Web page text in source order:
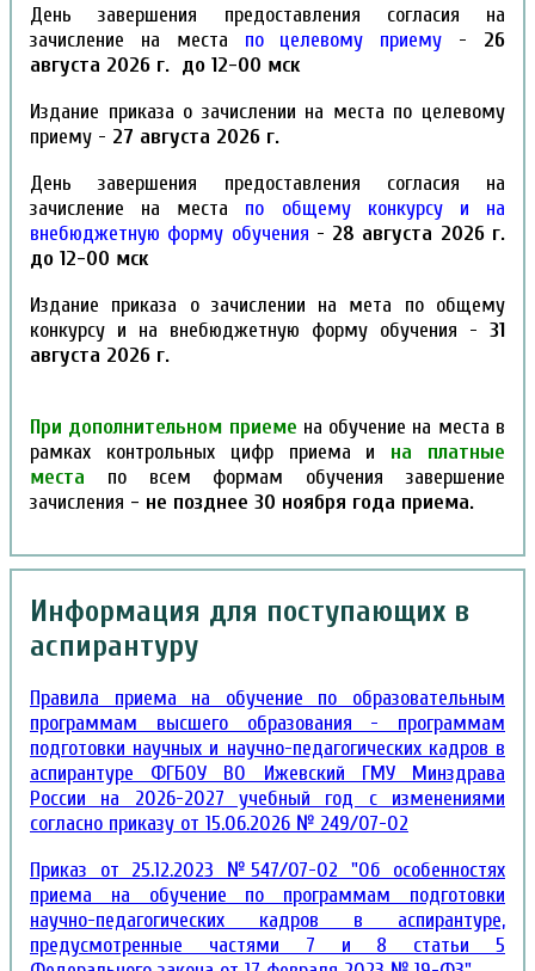
День завершения предоставления согласия на
зачисление на места по целевому приему - 26
августа 2026 г. до 12-00 мск
Издание приказа о зачислении на места по целевому
приему - 27 августа 2026 г.
День завершения предоставления согласия на
зачисление на места по общему конкурсу и на
внебюджетную форму обучения - 28 августа 2026 г.
до 12-00 мск
Издание приказа о зачислении на мета по общему
конкурсу и на внебюджетную форму обучения - 31
августа 2026 г.
При дополнительном приеме на обучение на места в
рамках контрольных цифр приема и на платные
места по всем формам обучения завершение
зачисления - не позднее 30 ноября года приема.
Информация для поступающих в
аспирантуру
Правила приема на обучение по образовательным
программам высшего образования - программам
подготовки научных и научно-педагогических кадров в
аспирантуре ФГБОУ ВО Ижевский ГМУ Минздрава
России на 2026-2027 учебный год с изменениями
согласно приказу от 15.06.2026 № 249/07-02
Приказ от 25.12.2023 №547/07-02 "Об особенностях
приема на обучение по программам подготовки
научно-педагогических кадров в аспирантуре,
предусмотренные частями 7 и 8 статьи 5